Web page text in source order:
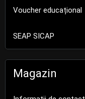
Voucher educațional
SEAP SICAP
Magazin